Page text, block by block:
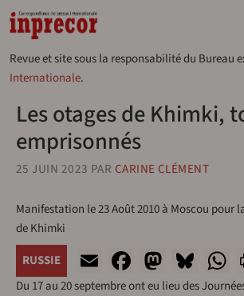
Aller au contenu principal
Revue et site sous la responsabilité du Bureau
Internationale.
Les otages de Khimki,
emprisonnés
25 JUIN 2023 PAR CARINE CLÉMENT
Manifestation le 23 Août 2010 à Moscou pour
de Khimki
RUSSIE
EmailFacebook
Du 17 au 20 septembre ont eu lieu des